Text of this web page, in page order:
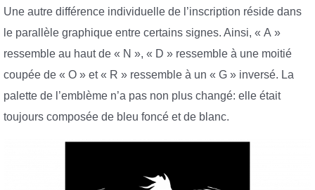
Une autre différence individuelle de l’inscription réside dans
le parallèle graphique entre certains signes. Ainsi, « A »
ressemble au haut de « N », « D » ressemble à une moitié
coupée de « O » et « R » ressemble à un « G » inversé. La
palette de l’emblème n’a pas non plus changé: elle était
toujours composée de bleu foncé et de blanc.